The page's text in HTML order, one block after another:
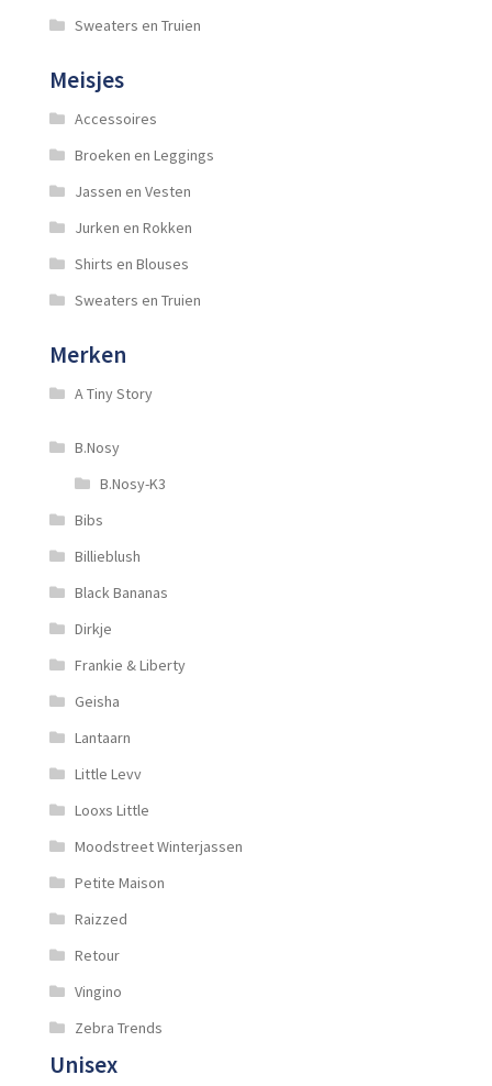
Sweaters en Truien
Meisjes
Accessoires
Broeken en Leggings
Jassen en Vesten
Jurken en Rokken
Shirts en Blouses
Sweaters en Truien
Merken
A Tiny Story
B.Nosy
B.Nosy-K3
Bibs
Billieblush
Black Bananas
Dirkje
Frankie & Liberty
Geisha
Lantaarn
Little Levv
Looxs Little
Moodstreet Winterjassen
Petite Maison
Raizzed
Retour
Vingino
Zebra Trends
Unisex